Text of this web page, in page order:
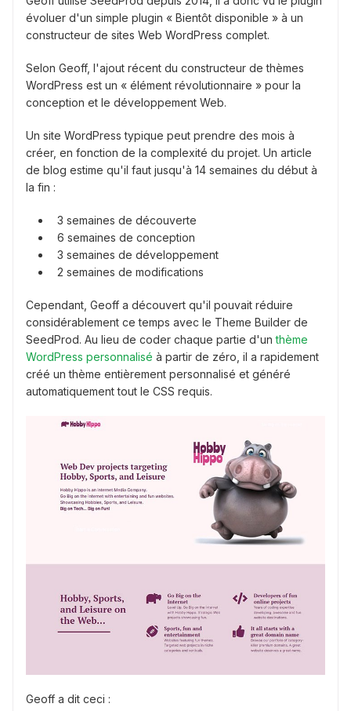
évoluer d'un simple plugin « Bientôt disponible » à un
constructeur de sites Web WordPress complet.
Selon Geoff, l'ajout récent du constructeur de thèmes
WordPress est un « élément révolutionnaire » pour la
conception et le développement Web.
Un site WordPress typique peut prendre des mois à
créer, en fonction de la complexité du projet. Un article
de blog estime qu'il faut jusqu'à 14 semaines du début à
la fin :
3 semaines de découverte
6 semaines de conception
3 semaines de développement
2 semaines de modifications
Cependant, Geoff a découvert qu'il pouvait réduire
considérablement ce temps avec le Theme Builder de
SeedProd. Au lieu de coder chaque partie d'unthème
WordPress personnalisé à partir de zéro, il a rapidement
créé un thème entièrement personnalisé et généré
automatiquement tout le CSS requis.
Geoff a dit ceci :